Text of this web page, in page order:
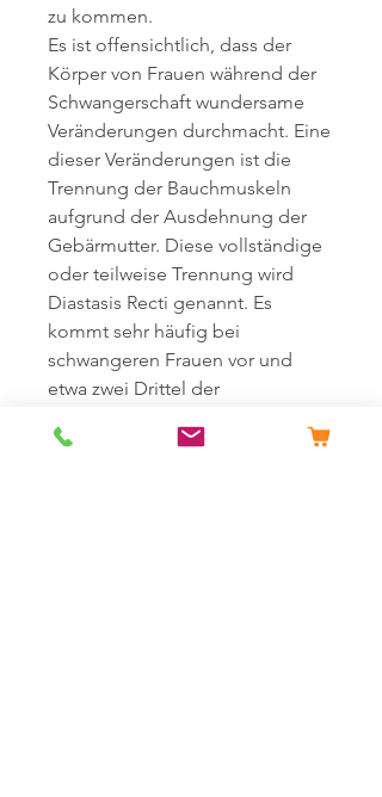
zu kommen.
Es ist offensichtlich, dass der
Körper von Frauen während der
Schwangerschaft wundersame
Veränderungen durchmacht. Eine
dieser Veränderungen ist die
Trennung der Bauchmuskeln
aufgrund der Ausdehnung der
Gebärmutter. Diese vollständige
oder teilweise Trennung wird
Diastasis Recti genannt. Es
kommt sehr häufig bei
schwangeren Frauen vor und
etwa zwei Drittel der
nach der Schwangerschaft.